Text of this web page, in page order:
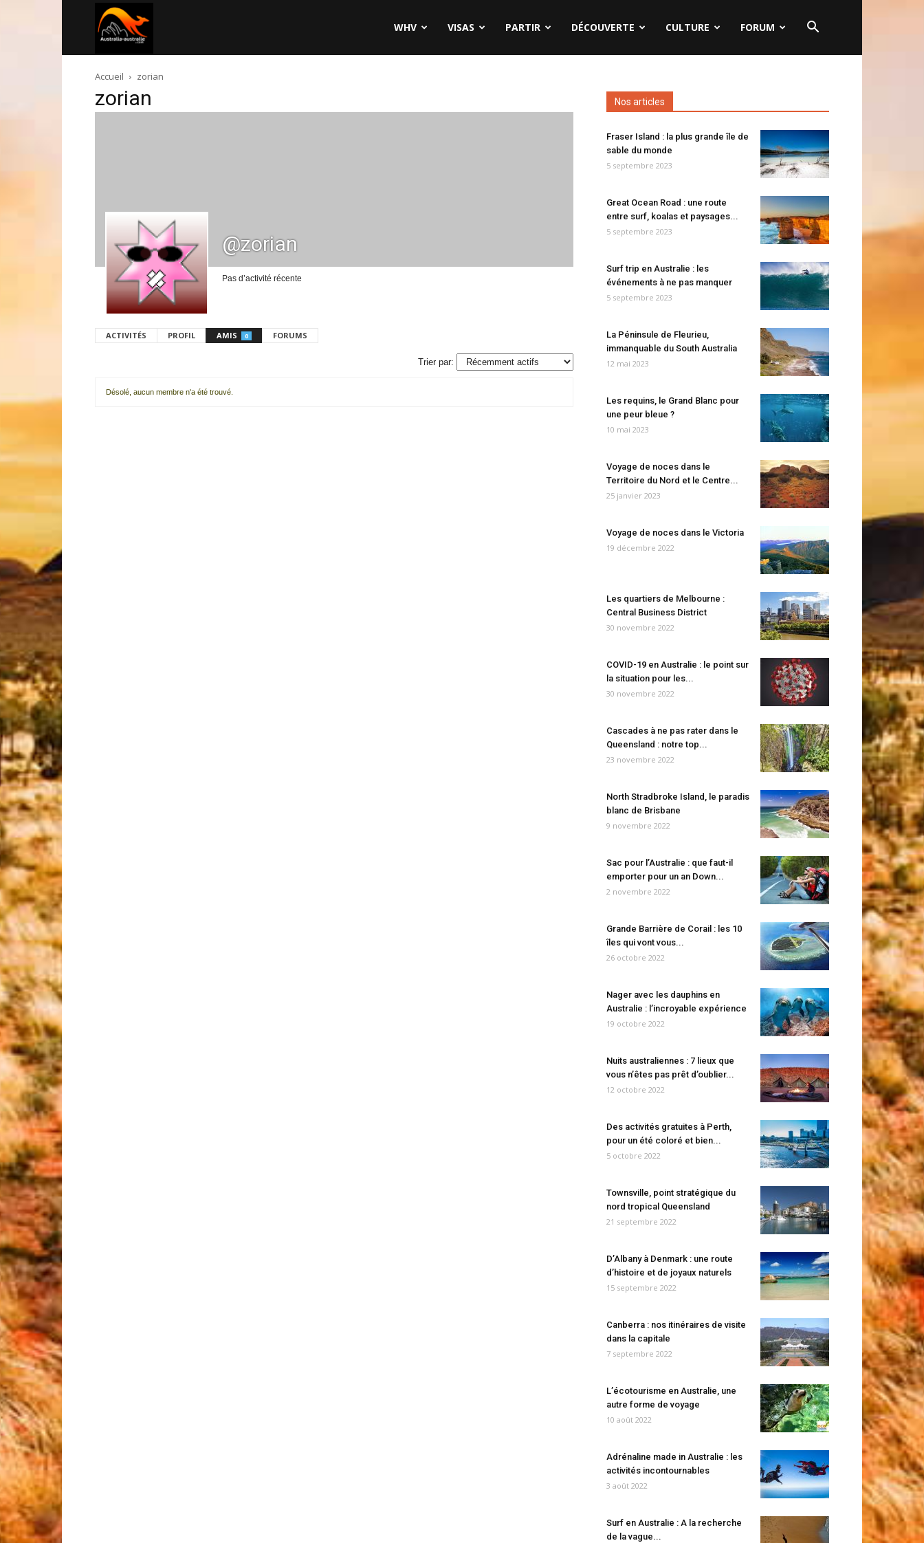
australie.com
WHV VISAS PARTIR DÉCOUVERTE CULTURE FORUM
Accueil zorian
zorian
@zorian
Pas d’activité récente
ACTIVITÉS PROFIL AMIS 0 FORUMS
Trier par:
Désolé, aucun membre n'a été trouvé.
Nos articles
Fraser Island : la plus grande île de
sable du monde
5 septembre 2023
Great Ocean Road : une route
entre surf, koalas et paysages...
5 septembre 2023
Surf trip en Australie : les
événements à ne pas manquer
5 septembre 2023
La Péninsule de Fleurieu,
immanquable du South Australia
12 mai 2023
Les requins, le Grand Blanc pour
une peur bleue ?
10 mai 2023
Voyage de noces dans le
Territoire du Nord et le Centre...
25 janvier 2023
Voyage de noces dans le Victoria
19 décembre 2022
Les quartiers de Melbourne :
Central Business District
30 novembre 2022
COVID-19 en Australie : le point sur
la situation pour les...
30 novembre 2022
Cascades à ne pas rater dans le
Queensland : notre top...
23 novembre 2022
North Stradbroke Island, le paradis
blanc de Brisbane
9 novembre 2022
Sac pour l’Australie : que faut-il
emporter pour un an Down...
2 novembre 2022
Grande Barrière de Corail : les 10
îles qui vont vous...
26 octobre 2022
Nager avec les dauphins en
Australie : l’incroyable expérience
19 octobre 2022
Nuits australiennes : 7 lieux que
vous n’êtes pas prêt d’oublier...
12 octobre 2022
Des activités gratuites à Perth,
pour un été coloré et bien...
5 octobre 2022
Townsville, point stratégique du
nord tropical Queensland
21 septembre 2022
D’Albany à Denmark : une route
d’histoire et de joyaux naturels
15 septembre 2022
Canberra : nos itinéraires de visite
dans la capitale
7 septembre 2022
L’écotourisme en Australie, une
autre forme de voyage
10 août 2022
Adrénaline made in Australie : les
activités incontournables
3 août 2022
Surf en Australie : A la recherche
de la vague...